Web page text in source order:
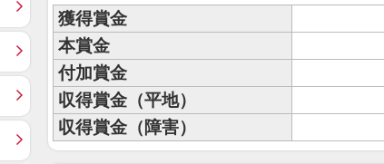
獲得賞金
本賞金
付加賞金
収得賞金（平地）
収得賞金（障害）